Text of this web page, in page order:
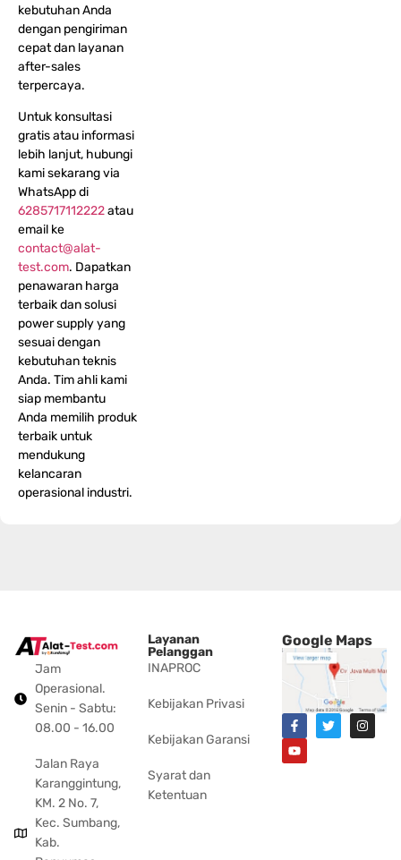
kebutuhan Anda
dengan pengiriman
cepat dan layanan
after-sales
terpercaya.
Untuk konsultasi
gratis atau informasi
lebih lanjut, hubungi
kami sekarang via
WhatsApp di
6285717112222atau
email ke
contact@alat-
test.com. Dapatkan
penawaran harga
terbaik dan solusi
power supply yang
sesuai dengan
kebutuhan teknis
Anda. Tim ahli kami
siap membantu
Anda memilih produk
terbaik untuk
mendukung
kelancaran
operasional industri.
Jam
Operasional.
Senin - Sabtu:
08.00 - 16.00
Jalan Raya
Karanggintung,
KM. 2 No. 7,
Kec. Sumbang,
Kab.
Layanan
Pelanggan
INAPROC
Kebijakan Privasi
Kebijakan Garansi
Syarat dan
Ketentuan
Google Maps